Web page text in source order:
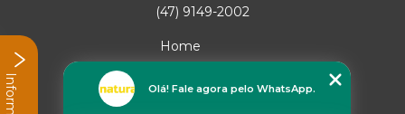
(47) 9149-2002
Home
Empresa
Missão
Olá! Fale agora pelo WhatsApp.